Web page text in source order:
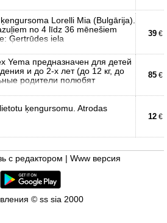
Lorelli Mia (Bulgārija).
no 4 līdz 36 mēnešiem
Ģertrūdes iela
39 €
Yema предназначен для детей
и до 2-х лет (до 12 кг, до
родители полюбят
85 €
ķengursomu. Atrodas
12 €
с редактором Www версия
© ss sia 2000